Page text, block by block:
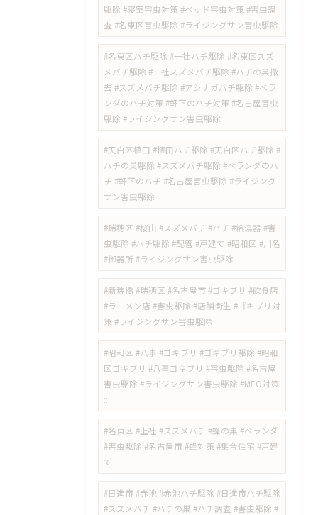
駆除 #寝室害虫対策 #ベッド害虫対策 #害虫調
査 #名東区害虫駆除 #ライジングサン害虫駆除
#名東区ハチ駆除 #一社ハチ駆除 #名東区スズ
メバチ駆除 #一社スズメバチ駆除 #ハチの巣撤
去 #スズメバチ駆除 #アシナガバチ駆除 #ベラ
ンダのハチ対策 #軒下のハチ対策 #名古屋害虫
駆除 #ライジングサン害虫駆除
#天白区植田 #植田ハチ駆除 #天白区ハチ駆除 #
ハチの巣駆除 #スズメバチ駆除 #ベランダのハ
チ #軒下のハチ #名古屋害虫駆除 #ライジング
サン害虫駆除
#瑞穂区 #桜山 #スズメバチ #ハチ #給湯器 #害
虫駆除 #ハチ駆除 #配管 #戸建て #昭和区 #川名
#御器所 #ライジングサン害虫駆除
#新瑞橋 #瑞穂区 #名古屋市 #ゴキブリ #飲食店
#ラーメン店 #害虫駆除 #店舗衛生 #ゴキブリ対
策 #ライジングサン害虫駆除
#昭和区 #八事 #ゴキブリ #ゴキブリ駆除 #昭和
区ゴキブリ #八事ゴキブリ #害虫駆除 #名古屋
害虫駆除 #ライジングサン害虫駆除 #MEO対策
:::
#名東区 #上社 #スズメバチ #蜂の巣 #ベランダ
#害虫駆除 #名古屋市 #蜂対策 #集合住宅 #戸建
て
#日進市 #赤池 #赤池ハチ駆除 #日進市ハチ駆除
#スズメバチ #ハチの巣 #ハチ調査 #害虫駆除 #